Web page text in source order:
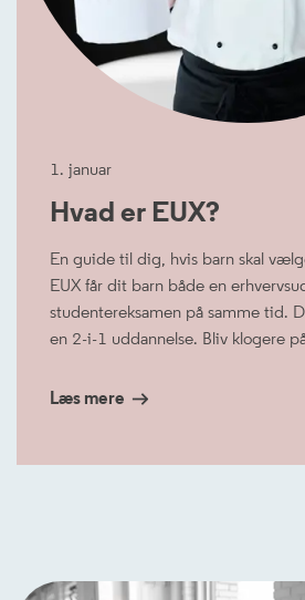
1. januar
Hvad er EUX?
En guide til dig, hvis barn skal
EUX får dit barn både en
studentereksamen på samme tid.
en 2-i-1 uddannelse. Bliv klogere
Læs mere